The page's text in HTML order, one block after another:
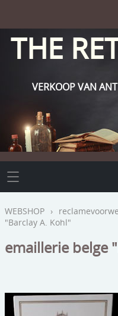
THE
VERKOOP VAN
THE RETROHOUSE
WEBSHOP
religie
meubels
CONTACT
WEBSHOP ›
"Barclay A. Kohl"
emaillerie belge